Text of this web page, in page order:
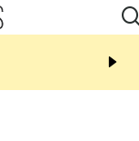
Cap Lahoussaye du 10